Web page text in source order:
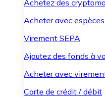
Achetez des
Acheter avec espèces
Virement SEPA
Ajoutez des fonds à
Acheter avec
Carte de crédit / débit